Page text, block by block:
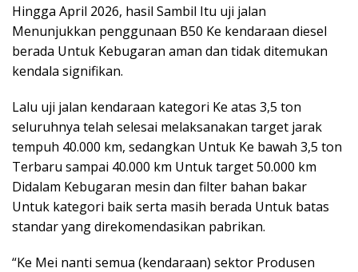
Hingga April 2026, hasil Sambil Itu uji jalan
Menunjukkan penggunaan B50 Ke kendaraan diesel
berada Untuk Kebugaran aman dan tidak ditemukan
kendala signifikan.
Lalu uji jalan kendaraan kategori Ke atas 3,5 ton
seluruhnya telah selesai melaksanakan target jarak
tempuh 40.000 km, sedangkan Untuk Ke bawah 3,5 ton
Terbaru sampai 40.000 km Untuk target 50.000 km
Didalam Kebugaran mesin dan filter bahan bakar
Untuk kategori baik serta masih berada Untuk batas
standar yang direkomendasikan pabrikan.
“Ke Mei nanti semua (kendaraan) sektor Produsen